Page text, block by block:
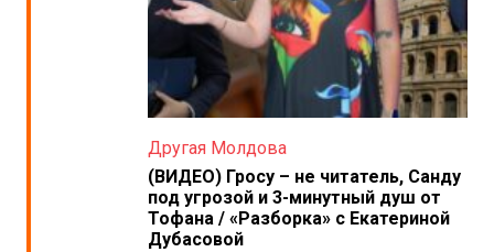
Другая Молдова
(ВИДЕО) Гросу – не читатель, Санду
под угрозой и 3-минутный душ от
Тофана / «Разборка» с Екатериной
Дубасовой